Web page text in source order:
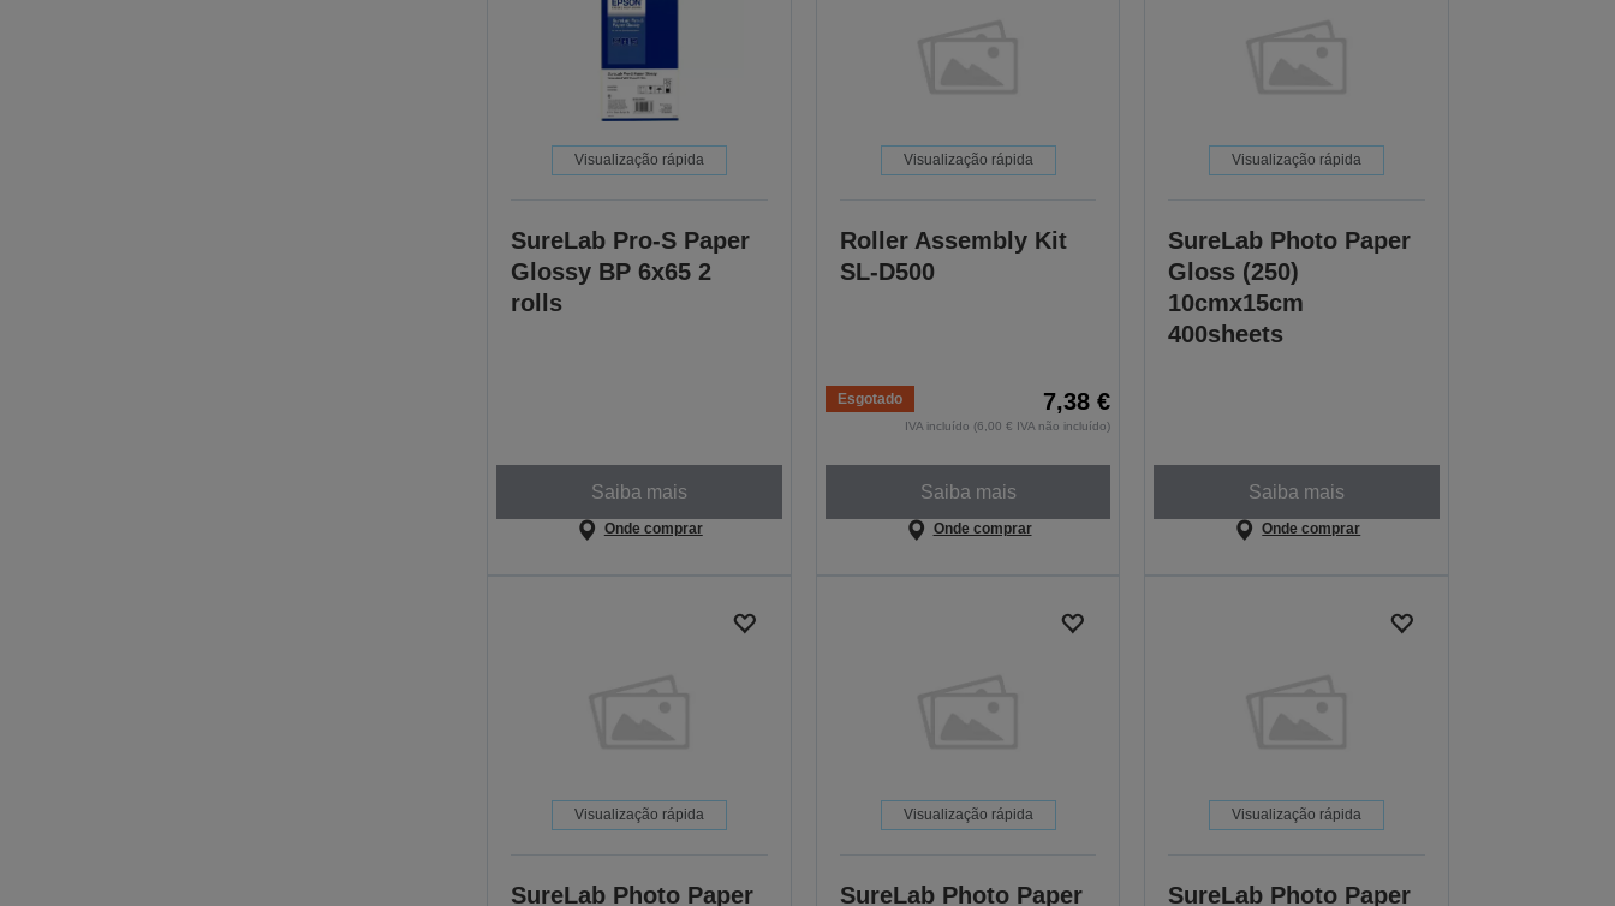
Visualização rápida
SureLab Pro-S Paper
Glossy BP 6x65 2
rolls
Saiba mais
Onde comprar
Visualização rápida
Roller Assembly Kit
SL-D500
Esgotado 7,38 €
IVA incluído (6,00 € IVA não incluído)
Saiba mais
Onde comprar
Visualização rápida
SureLab Photo Paper
Gloss (250)
10cmx15cm
400sheets
Saiba mais
Onde comprar
Visualização rápida
SureLab Photo Paper
Visualização rápida
SureLab Photo Paper
Visualização rápida
SureLab Photo Paper